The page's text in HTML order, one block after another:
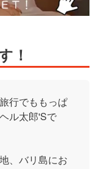
！
行でももっぱ
ル太郎'Sで
、バリ島にお